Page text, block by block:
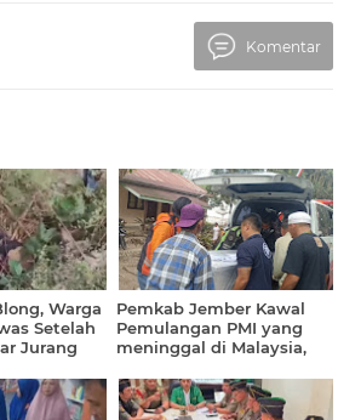
Komentar
Warga
Setelah
Jurang
Pemkab Jember Kawal
Pemulangan PMI yang
meninggal di Malaysia,
Dirumah Duka